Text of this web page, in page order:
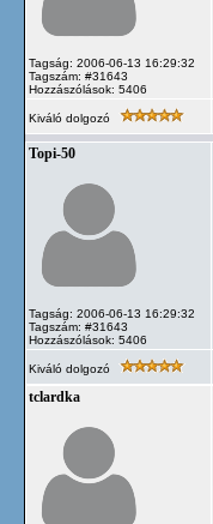
Tagság: 2006-06-13 16:29:32
Tagszám: #31643
Hozzászólások: 5406
Kiváló dolgozó
Topi-50
Tagság: 2006-06-13 16:29:32
Tagszám: #31643
Hozzászólások: 5406
Kiváló dolgozó
tclardka